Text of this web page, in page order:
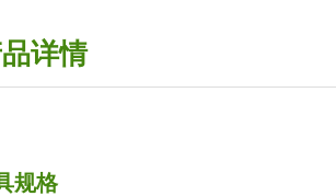
规格
详情